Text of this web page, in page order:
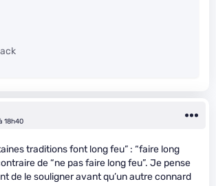
18h40
traditions font long feu” : “faire long
de “ne pas faire long feu”. Je pense
de le souligner avant qu’un autre connard